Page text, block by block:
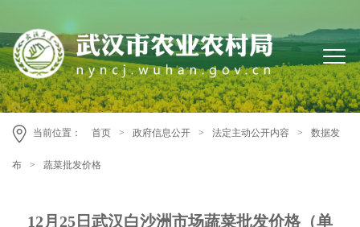
当前位置： 首页 > 政府信息公开 > 法定主动公开内容 > 数据发
布 > 蔬菜批发价格
12月25日武汉白沙洲市场蔬菜批发价格（单